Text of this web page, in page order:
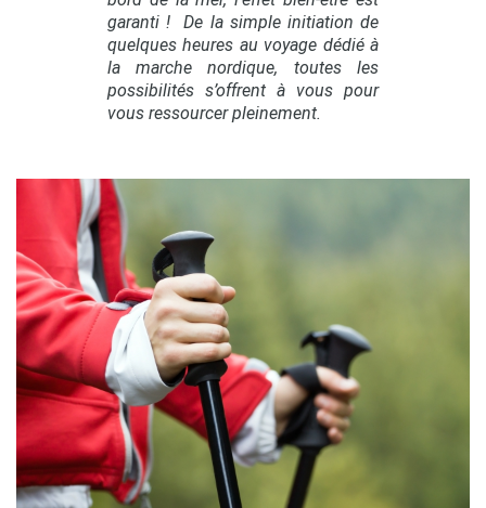
garanti ! De la simple initiation de
quelques heures au voyage dédié à
la marche nordique, toutes les
possibilités s’offrent à vous pour
vous ressourcer pleinement.